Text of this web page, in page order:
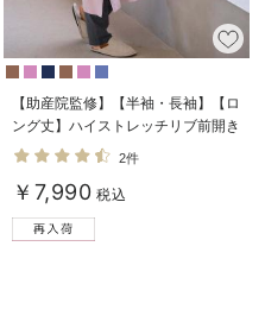
【助産院監修】【半袖・長袖】【ロ
ング丈】ハイストレッチリブ前開き
パジャマ マタニティ・授乳パジャ
マ【出産後も長く使える】
2件
￥7,990 税込